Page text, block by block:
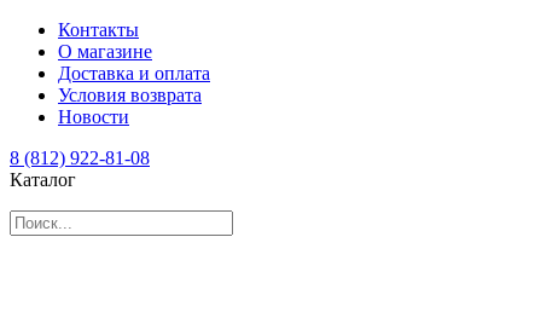
Контакты
О магазине
Доставка и оплата
Условия возврата
Новости
8 (812) 922-81-08
Каталог